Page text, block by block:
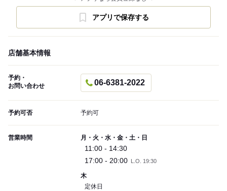
アプリで保存する
店舗基本情報
予約・
お問い合わせ
06-6381-2022
予約可否 予約可
営業時間 月・火・水・金・土・日
11:00 - 14:30
17:00 - 20:00
L.O. 19:30
木
定休日